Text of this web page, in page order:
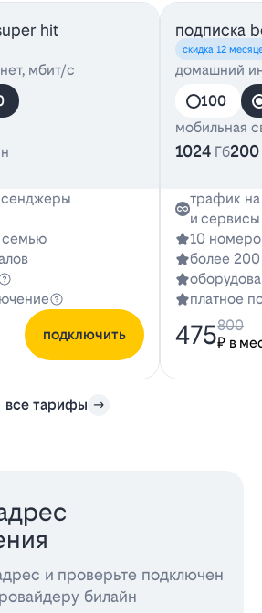
hit
мбит/с
семью
подключить
подписка
скидка 12
домашний
100
мобильная
1024 Гб200
трафик
и сервисы
10
более 200
платное
475₽ в
800
все тарифы
и проверьте подключен
билайн